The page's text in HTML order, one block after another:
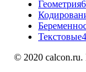
Геометрия
Текстовые
© 2020